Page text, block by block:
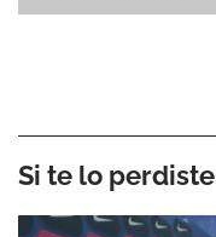
Si te lo perdiste